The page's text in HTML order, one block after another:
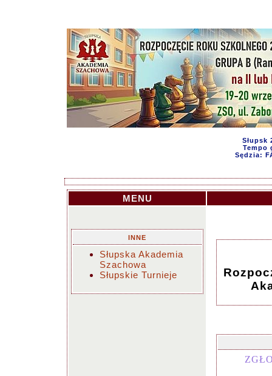
Słupsk
Tempo
Sędzia:
MENU
INNE
Słupska Akademia
Szachowa
Słupskie Turnieje